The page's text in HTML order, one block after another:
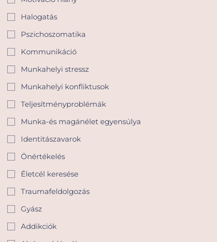
Halogatás
Pszichoszomatika
Kommunikáció
Munkahelyi stressz
Munkahelyi konfliktusok
Teljesítményproblémák
Munka-és magánélet egyensúlya
Identitászavarok
Önértékelés
Életcél keresése
Traumafeldolgozás
Gyász
Addikciók